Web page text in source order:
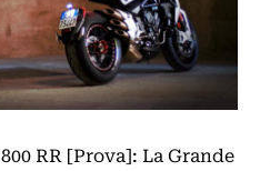
RR [Prova]: La Grande